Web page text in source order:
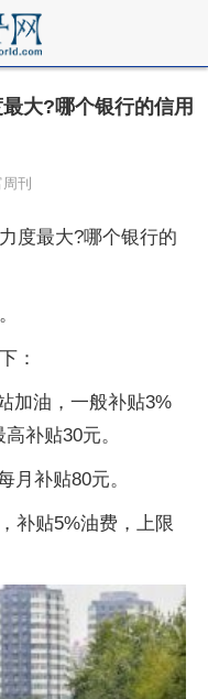
大?哪个银行的信用
刊
度最大?哪个银行的
：
加油，一般补贴3%
补贴30元。
月补贴80元。
补贴5%油费，上限